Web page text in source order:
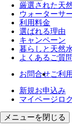
厳選された天
ウォーターサ
利用料金
選ばれる理由
キャンペーン
暮らしと天然
よくあるご質問
お問合せご利
新規お申込み
マイページロ
メニューを閉じる